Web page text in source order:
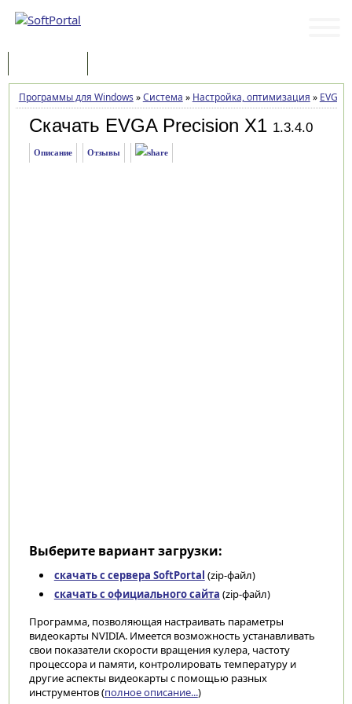
Программы для Windows »Система » Настройка, оптимизация » EVGA
Скачать EVGA Precision X1 1.3.4.0
Описание Отзывы
Выберите вариант загрузки:
скачать с сервера SoftPortal (zip-файл)
скачать с официального сайта (zip-файл)
Программа, позволяющая настраивать параметры
видеокарты NVIDIA. Имеется возможность устанавливать
свои показатели скорости вращения кулера, частоту
процессора и памяти, контролировать температуру и
другие аспекты видеокарты с помощью разных
инструментов (полное описание...)